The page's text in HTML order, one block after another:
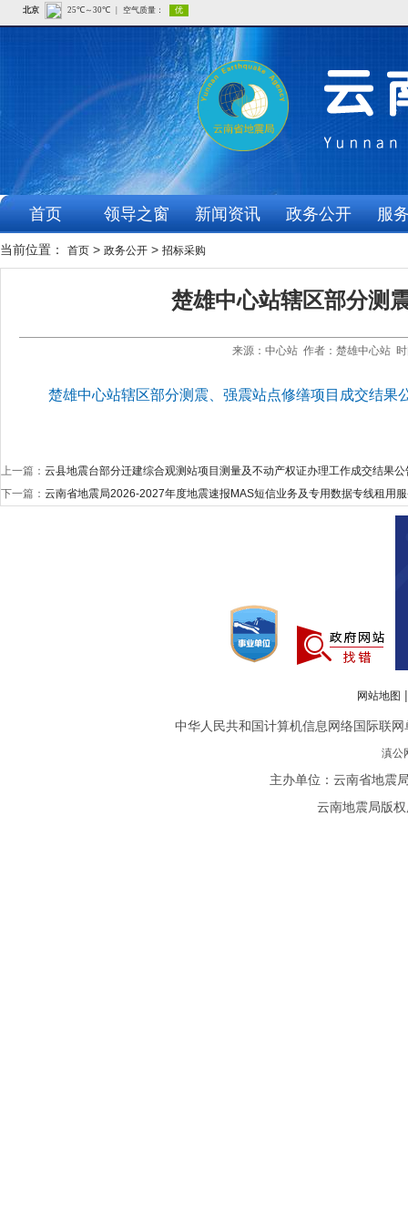
首页 领导之窗 新闻资讯 政务公开 服
当前位置： 首页 > 政务公开 > 招标采购
楚雄中心站辖区部分测
来源：中心站 作者：楚雄中心站
楚雄中心站辖区部分测震、强震站点修缮项目成交结果
上一篇： 云县地震台部分迁建综合观测站项目测量及不动产权证办理工作成交结果公
下一篇： 云南省地震局2026-2027年度地震速报MAS短信业务及专用数据专线租用
网站地图
中华人民共和国计算机信息网络国际联
滇公
主办单位：云南省地震
云南地震局版